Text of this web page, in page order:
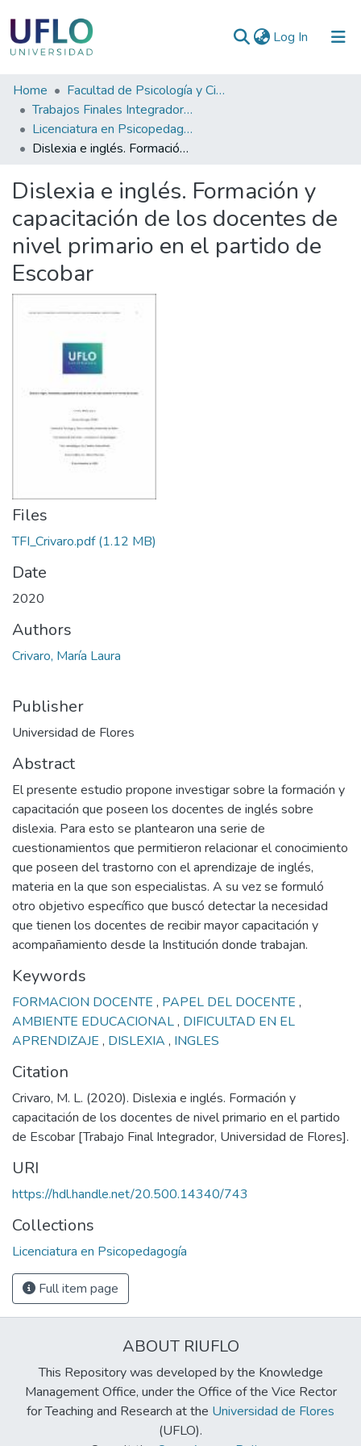
Log In (current)
Communities
&
Collections
Statistics
Home
Facultad de Psicología y Ciencias Sociales
Trabajos Finales Integradores (TFI) de Grado
Licenciatura en Psicopedagogía
Dislexia e inglés. Formación y capacitación de los docentes de nivel primario en el partido de Escobar
Dislexia e inglés. Formación y
capacitación de los docentes de
nivel primario en el partido de
Escobar
Files
TFI_Crivaro.pdf(1.12 MB)
Date
2020
Authors
Crivaro, María Laura
Publisher
Universidad de Flores
Abstract
El presente estudio propone investigar sobre la formación y
capacitación que poseen los docentes de inglés sobre
dislexia. Para esto se plantearon una serie de
cuestionamientos que permitieron relacionar el conocimiento
que poseen del trastorno con el aprendizaje de inglés,
materia en la que son especialistas. A su vez se formuló
otro objetivo específico que buscó detectar la necesidad
que tienen los docentes de recibir mayor capacitación y
acompañamiento desde la Institución donde trabajan.
Keywords
FORMACION DOCENTE , PAPEL DEL DOCENTE ,
AMBIENTE EDUCACIONAL, DIFICULTAD EN EL
APRENDIZAJE , DISLEXIA , INGLES
Citation
Crivaro, M. L. (2020). Dislexia e inglés. Formación y
capacitación de los docentes de nivel primario en el partido
de Escobar [Trabajo Final Integrador, Universidad de Flores].
URI
https://hdl.handle.net/20.500.14340/743
Collections
Licenciatura en Psicopedagogía
Full item page
ABOUT RIUFLO
This Repository was developed by the Knowledge
Management Office, under the Office of the Vice Rector
for Teaching and Research at the Universidad de Flores
(UFLO).